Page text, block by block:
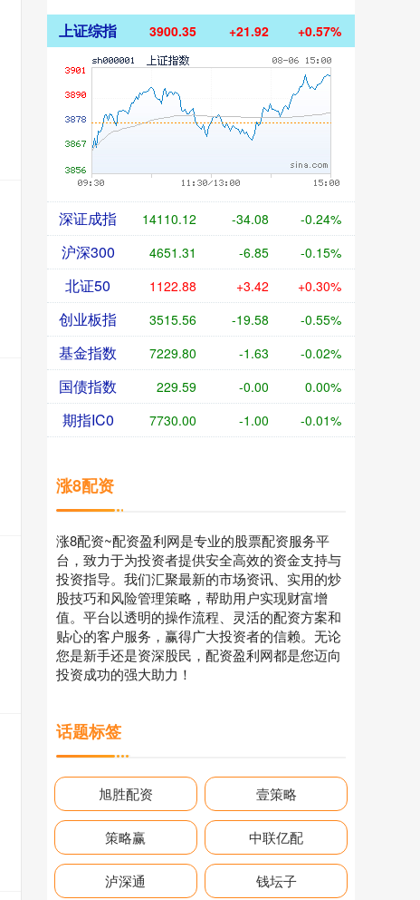
上证综指 3900.35 +21.92 +0.57%
深证成指 14110.12 -34.08 -0.24%
沪深300 4651.31 -6.85 -0.15%
北证50 1122.88 +3.42 +0.30%
创业板指 3515.56 -19.58 -0.55%
基金指数 7229.80 -1.63 -0.02%
国债指数 229.59 -0.00 0.00%
期指IC0 7730.00 -1.00 -0.01%
涨8配资
涨8配资~配资盈利网是专业的股票配资服务平
台，致力于为投资者提供安全高效的资金支持与
投资指导。我们汇聚最新的市场资讯、实用的炒
股技巧和风险管理策略，帮助用户实现财富增
值。平台以透明的操作流程、灵活的配资方案和
贴心的客户服务，赢得广大投资者的信赖。无论
您是新手还是资深股民，配资盈利网都是您迈向
投资成功的强大助力！
话题标签
旭胜配资 壹策略
策略赢 中联亿配
泸深通 钱坛子